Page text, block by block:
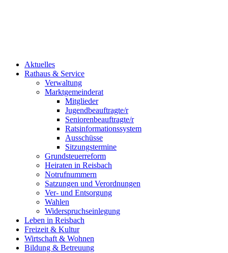
Aktuelles
Rathaus & Service
Verwaltung
Marktgemeinderat
Mitglieder
Jugendbeauftragte/r
Seniorenbeauftragte/r
Ratsinformationssystem
Ausschüsse
Sitzungstermine
Grundsteuerreform
Heiraten in Reisbach
Notrufnummern
Satzungen und Verordnungen
Ver- und Entsorgung
Wahlen
Widerspruchseinlegung
Leben in Reisbach
Freizeit & Kultur
Wirtschaft & Wohnen
Bildung & Betreuung